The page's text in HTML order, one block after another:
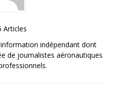
Articles
indépendant dont
de journalistes aéronautiques